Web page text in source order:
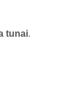
tunai.